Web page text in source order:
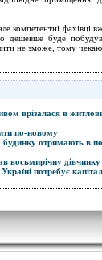
компетентні фахівці
дешевше буде
не зможе, тому
врізалася в
по-новому
отримають в
восьмирічну дівчинку
потребує